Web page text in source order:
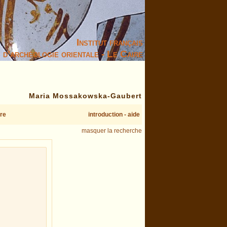
Institut français
d’archéologie orientale - Le Caire
Maria Mossakowska-Gaubert
introduction - aide
masquer la recherche